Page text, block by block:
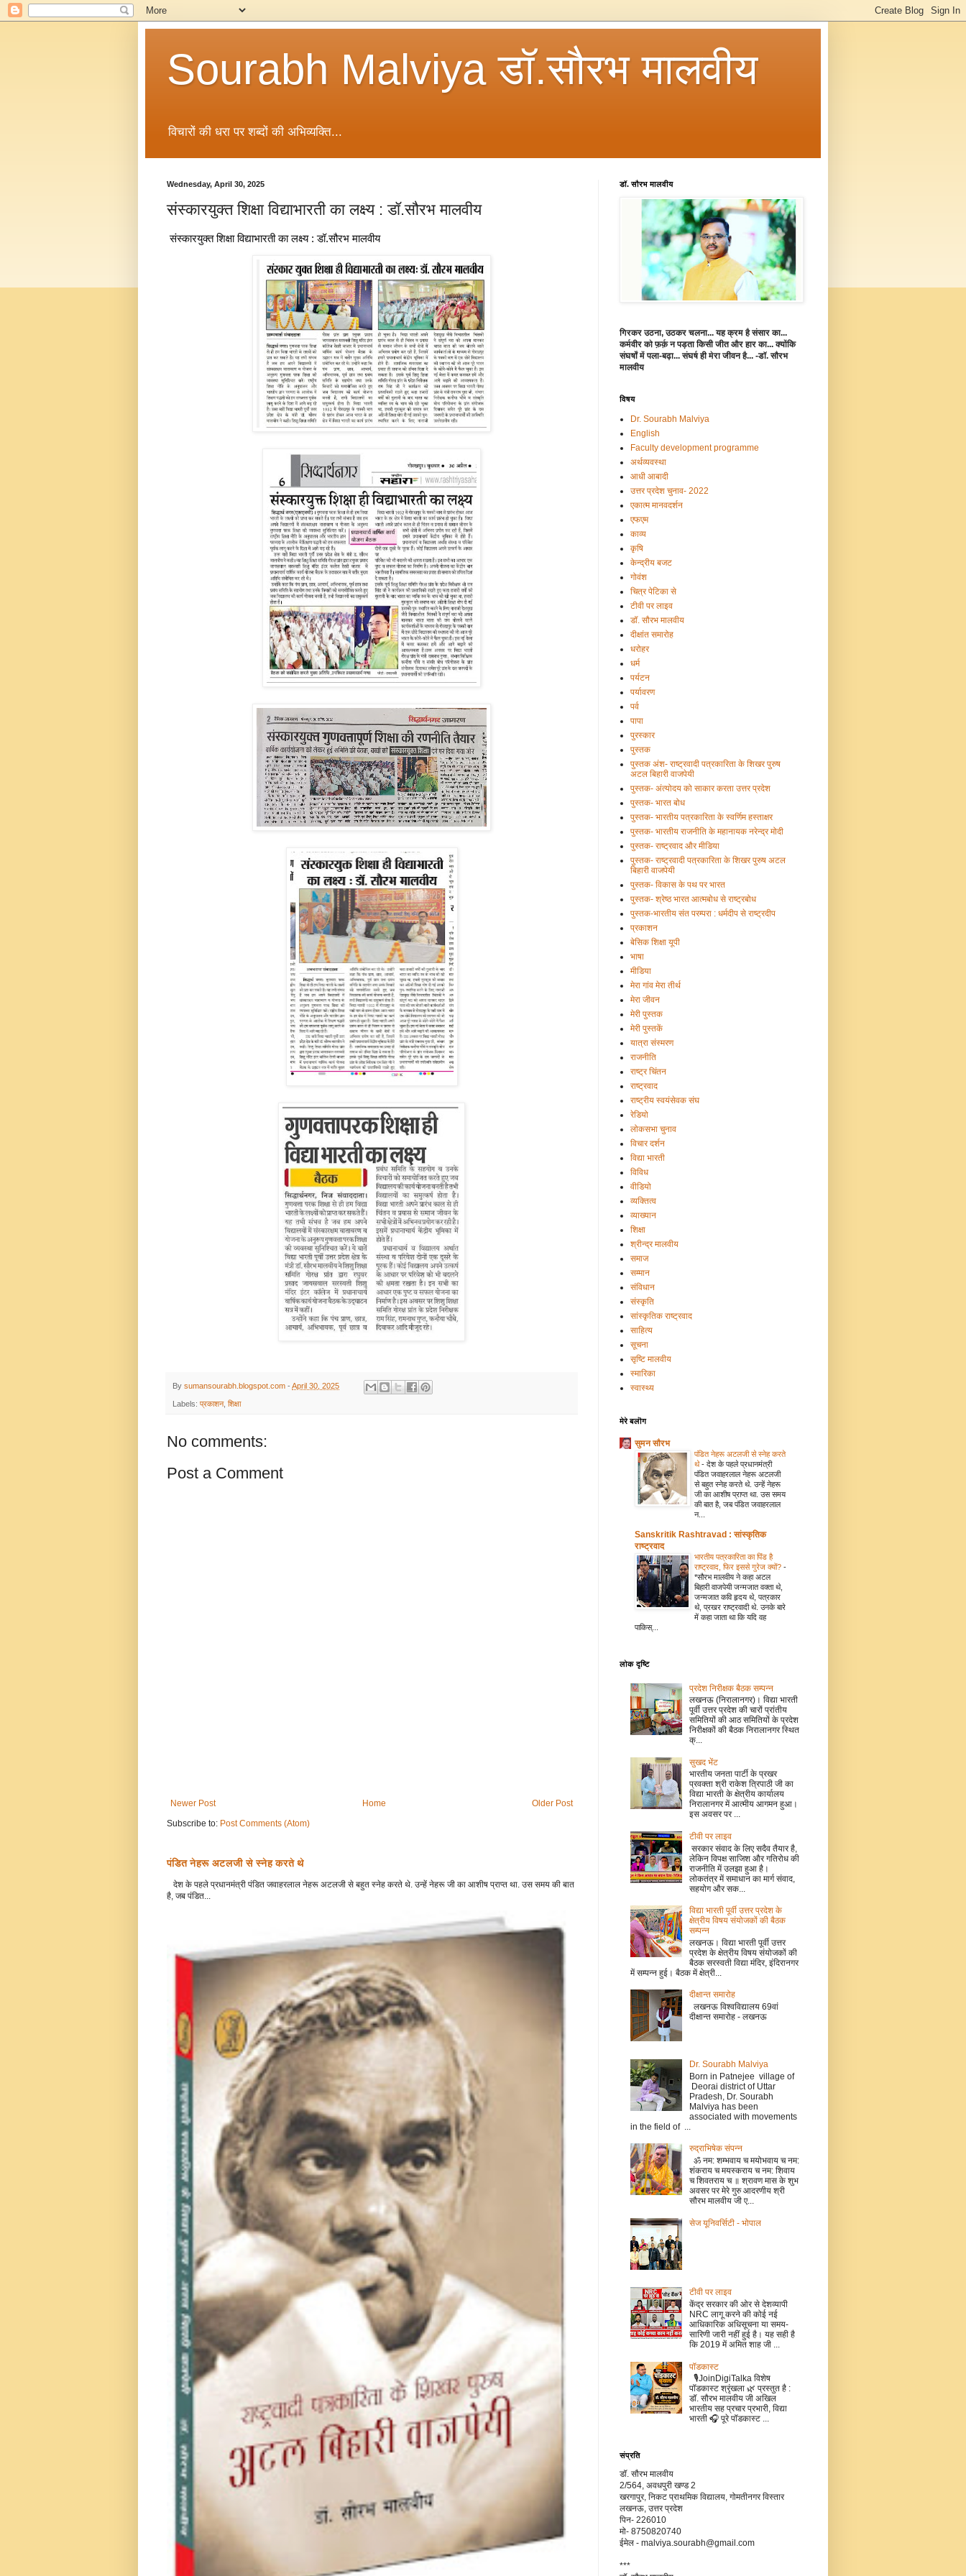
Sourabh Malviya डॉ.सौरभ मालवीय
विचारों की धरा पर शब्दों की अभिव्यक्ति...
Wednesday, April 30, 2025
संस्कारयुक्त शिक्षा विद्याभारती का लक्ष्य : डॉ.सौरभ मालवीय
संस्कारयुक्त शिक्षा विद्याभारती का लक्ष्य : डॉ.सौरभ मालवीय
By sumansourabh.blogspot.com - April 30, 2025
Labels: प्रकाशन, शिक्षा
No comments:
Post a Comment
Newer Post Older Post
Home
Subscribe to: Post Comments (Atom)
पंडित नेहरू अटलजी से स्नेह करते थे
देश के पहले प्रधानमंत्री पंडित जवाहरलाल नेहरू अटलजी से बहुत स्नेह करते थे. उन्हें नेहरू जी का आशीष प्राप्त था. उस समय की बात
है, जब पंडित...
डॉ. सौरभ मालवीय
गिरकर उठना, उठकर चलना... यह क्रम है संसार का...
कर्मवीर को फ़र्क़ न पड़ता किसी जीत और हार का... क्योंकि
संघर्षों में पला-बढ़ा... संघर्ष ही मेरा जीवन है... -डॉ. सौरभ
मालवीय
विषय
Dr. Sourabh Malviya
English
Faculty development programme
अर्थव्यवस्था
आधी आबादी
उत्तर प्रदेश चुनाव- 2022
एकात्म मानवदर्शन
एफएम
काव्य
कृषि
केन्द्रीय बजट
गोवंश
चित्र पेटिका से
टीवी पर लाइव
डॉ. सौरभ मालवीय
दीक्षांत समारोह
धरोहर
धर्म
पर्यटन
पर्यावरण
पर्व
पापा
पुरस्कार
पुस्तक
पुस्तक अंश- राष्ट्रवादी पत्रकारिता के शिखर पुरुष
अटल बिहारी वाजपेयी
पुस्तक- अंत्योदय को साकार करता उत्तर प्रदेश
पुस्तक- भारत बोध
पुस्तक- भारतीय पत्रकारिता के स्वर्णिम हस्ताक्षर
पुस्तक- भारतीय राजनीति के महानायक नरेन्द्र मोदी
पुस्तक- राष्ट्रवाद और मीडिया
पुस्तक- राष्ट्रवादी पत्रकारिता के शिखर पुरुष अटल
बिहारी वाजपेयी
पुस्तक- विकास के पथ पर भारत
पुस्तक- श्रेष्ठ भारत आत्मबोध से राष्ट्रबोध
पुस्तक-भारतीय संत परम्परा : धर्मदीप से राष्ट्रदीप
प्रकाशन
बेसिक शिक्षा यूपी
भाषा
मीडिया
मेरा गांव मेरा तीर्थ
मेरा जीवन
मेरी पुस्तक
मेरी पुस्तकें
यात्रा संस्मरण
राजनीति
राष्ट्र चिंतन
राष्ट्रवाद
राष्ट्रीय स्वयंसेवक संघ
रेडियो
लोकसभा चुनाव
विचार दर्शन
विद्या भारती
विविध
वीडियो
व्यक्तित्व
व्याख्यान
शिक्षा
श्रीन्द्र मालवीय
समाज
सम्मान
संविधान
संस्कृति
सांस्कृतिक राष्ट्रवाद
साहित्य
सूचना
सृष्टि मालवीय
स्मारिका
स्वास्थ्य
मेरे बलॊग
सुमन सौरभ
पंडित नेहरू अटलजी से स्नेह करते
थे- देश के पहले प्रधानमंत्री
पंडित जवाहरलाल नेहरू अटलजी
से बहुत स्नेह करते थे. उन्हें नेहरू
जी का आशीष प्राप्त था. उस समय
की बात है, जब पंडित जवाहरलाल
न...
Sanskritik Rashtravad : सांस्कृतिक
राष्ट्रवाद
भारतीय पत्रकारिता का पिंड है
राष्ट्रवाद, फिर इससे गुरेज क्यों? -
*सौरभ मालवीय ने कहा अटल
बिहारी वाजपेयी जन्मजात वक्ता थे,
जन्मजात कवि हृदय थे, पत्रकार
थे, प्रखर राष्ट्रवादी थे. उनके बारे
में कहा जाता था कि यदि वह
पाकिस्...
लोक दृष्टि
प्रदेश निरीक्षक बैठक सम्पन्न
लखनऊ (निरालानगर)। विद्या भारती
पूर्वी उत्तर प्रदेश की चारों प्रांतीय
समितियों की आठ समितियों के प्रदेश
निरीक्षकों की बैठक निरालानगर स्थित
क्...
सुखद भेंट
भारतीय जनता पार्टी के प्रखर
प्रवक्ता श्री राकेश त्रिपाठी जी का
विद्या भारती के क्षेत्रीय कार्यालय
निरालानगर में आत्मीय आगमन हुआ।
इस अवसर पर ...
टीवी पर लाइव
सरकार संवाद के लिए सदैव तैयार है,
लेकिन विपक्ष साजिश और गतिरोध की
राजनीति में उलझा हुआ है।
लोकतंत्र में समाधान का मार्ग संवाद,
सहयोग और सक...
विद्या भारती पूर्वी उत्तर प्रदेश के
क्षेत्रीय विषय संयोजकों की बैठक
सम्पन्न
लखनऊ। विद्या भारती पूर्वी उत्तर
प्रदेश के क्षेत्रीय विषय संयोजकों की
बैठक सरस्वती विद्या मंदिर, इंदिरानगर
में सम्पन्न हुई। बैठक में क्षेत्री...
दीक्षान्त समारोह
लखनऊ विश्वविद्यालय 69वां
दीक्षान्त समारोह - लखनऊ
Dr. Sourabh Malviya
Born in Patnejee village of
Deorai district of Uttar
Pradesh, Dr. Sourabh
Malviya has been
associated with movements
in the field of ...
रुद्राभिषेक संपन्न
ॐ नम: शम्भवाय च मयोभवाय च नम:
शंकराय च मयस्कराय च नम: शिवाय
च शिवतराय च ॥ श्रावण मास के शुभ
अवसर पर मेरे गुरु आदरणीय श्री
सौरभ मालवीय जी ए...
सेज यूनिवर्सिटी - भोपाल
टीवी पर लाइव
केंद्र सरकार की ओर से देशव्यापी
NRC लागू करने की कोई नई
आधिकारिक अधिसूचना या समय-
सारिणी जारी नहीं हुई है। यह सही है
कि 2019 में अमित शाह जी ...
पॉडकास्ट
🎙️JoinDigiTalka विशेष
पॉडकास्ट श्रृंखला 🌿 प्रस्तुत है :
डॉ. सौरभ मालवीय जी अखिल
भारतीय सह प्रचार प्रभारी, विद्या
भारती 🎧 पूरे पॉडकास्ट ...
संप्रति
डॉ. सौरभ मालवीय
2/564, अवधपुरी खण्ड 2
खरगापुर, निकट प्राथमिक विद्यालय, गोमतीनगर विस्तार
लखनऊ, उत्तर प्रदेश
पिन- 226010
मो- 8750820740
ईमेल - malviya.sourabh@gmail.com
***